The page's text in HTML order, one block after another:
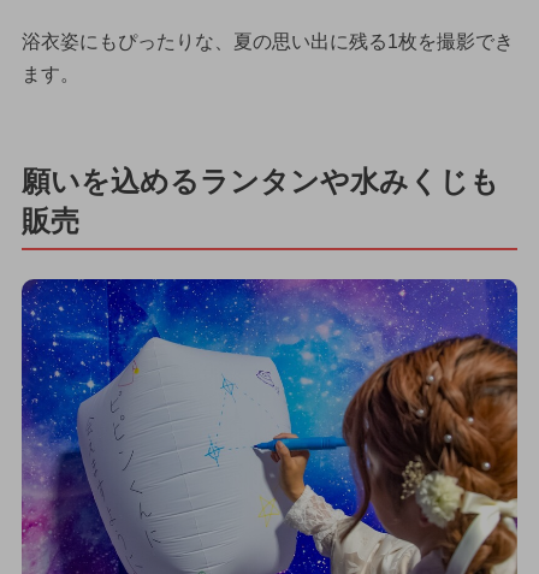
浴衣姿にもぴったりな、夏の思い出に残る1枚を撮影でき
ます。
願いを込めるランタンや水みくじも
販売